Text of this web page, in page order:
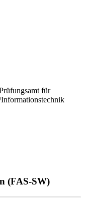
für
(FAS-SW)